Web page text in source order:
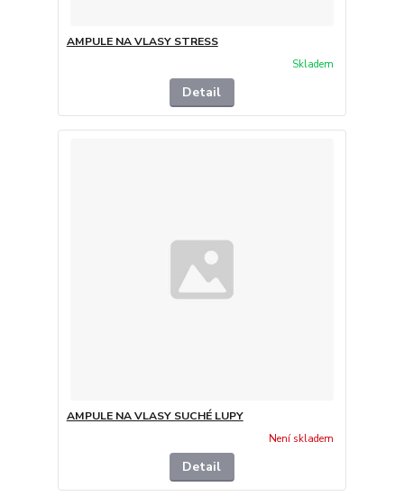
AMPULE NA VLASY STRESS
Skladem
Detail
AMPULE NA VLASY SUCHÉ LUPY
Není skladem
Detail